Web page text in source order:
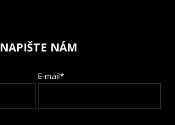
NAPIŠTE NÁM
E-mail*